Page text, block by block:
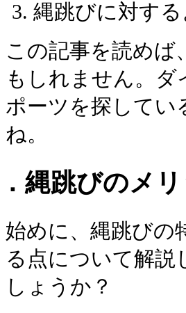
縄跳びに対す
この記事を読めば
もしれません。
ポーツを探してい
ね。
縄跳びのメ
始めに、縄跳びの
る点について解説
しょうか？